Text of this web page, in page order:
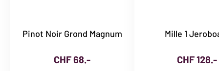
Pinot Noir Grond Magnum
CHF68.-
Mille 1
CHF128.-